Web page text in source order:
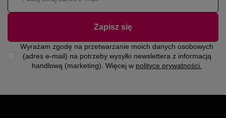
Wyrażam zgodę na przetwarzanie moich danych osobowych
(adres e-mail) na potrzeby wysyłki newslettera z informacją
handlową (marketing). Więcej w polityce prywatności.
Zapisz się